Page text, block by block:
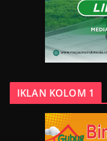
IKLAN KOLOM 1